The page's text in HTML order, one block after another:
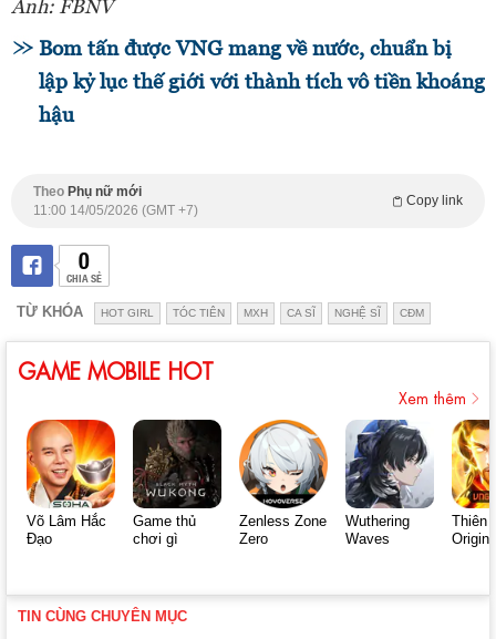
Ảnh: FBNV
Bom tấn được VNG mang về nước, chuẩn bị
lập kỷ lục thế giới với thành tích vô tiền khoáng
hậu
Theo Phụ nữ mới
Copy link
11:00 14/05/2026 (GMT +7)
0
CHIA SẺ
TỪ KHÓA HOT GIRL TÓC TIÊN MXH CA SĨ NGHỆ SĨ CĐM
GAME MOBILE HOT
Xem thêm
Võ Lâm Hắc
Đạo
Game thủ
chơi gì
Zenless Zone
Zero
Wuthering
Waves
Thiên
Origin
TIN CÙNG CHUYÊN MỤC